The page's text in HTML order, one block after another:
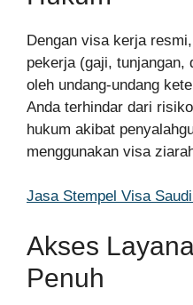
Dengan visa kerja
pekerja (gaji, tunjangan,
oleh undang-undang
Anda terhindar dari
hukum akibat
menggunakan visa
Jasa Stempel Visa
Akses
Penuh